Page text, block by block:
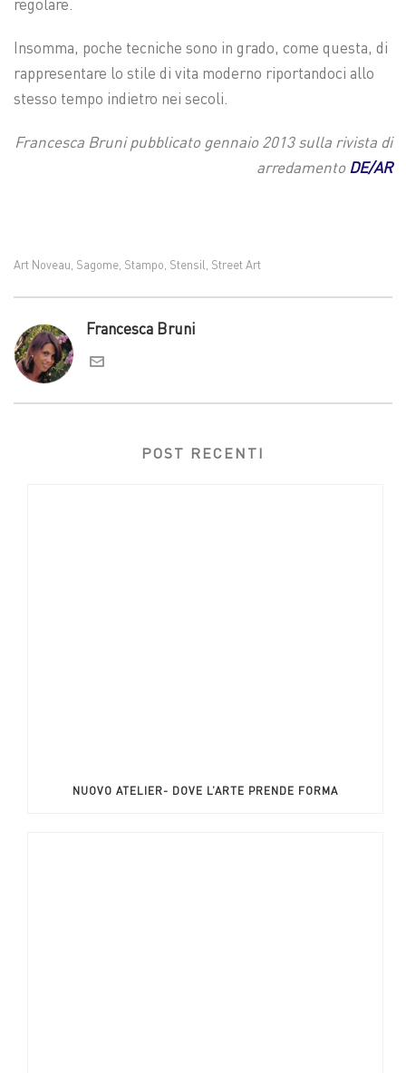
regolare.
Insomma, poche tecniche sono in grado, come questa, di
rappresentare lo stile di vita moderno riportandoci allo
stesso tempo indietro nei secoli.
Francesca Bruni pubblicato gennaio 2013 sulla rivista di
arredamento DE/AR
Art Noveau, Sagome, Stampo, Stensil , Street Art
Francesca Bruni
POST RECENTI
NUOVO ATELIER- DOVE L’ARTE PRENDE FORMA